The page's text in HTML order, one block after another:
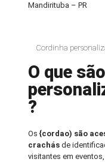
Mandirituba – PR
Cordinha
O que
?
Os {cordao) são
crachás de
visitantes em